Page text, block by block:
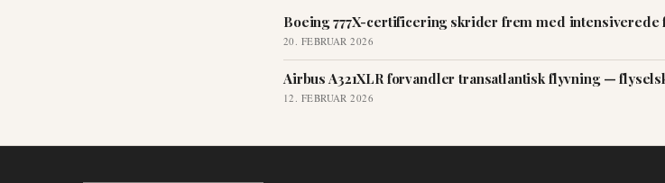
Boeing 777X-certificering skrider frem med intensiverede
20. FEBRUAR 2026
Airbus A321XLR forvandler transatlantisk flyvning —
12. FEBRUAR 2026